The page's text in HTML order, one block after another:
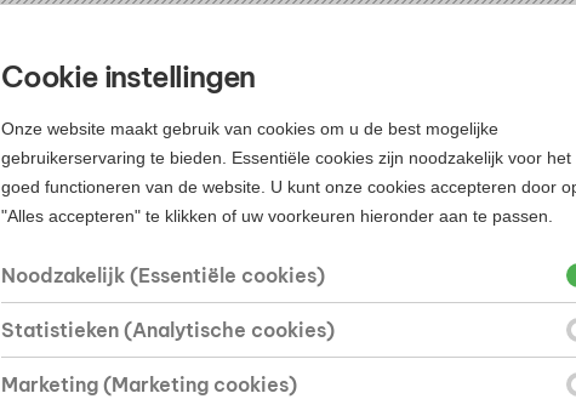
Cookie instellingen
Onze website maakt gebruik van cookies om u de best mogelijke
gebruikerservaring te bieden. Essentiële cookies zijn noodzakelijk voor het
goed functioneren van de website. U kunt onze cookies accepteren door
"Alles accepteren" te klikken of uw voorkeuren hieronder aan te passen.
Noodzakelijk (Essentiële cookies)
Statistieken (Analytische cookies)
Marketing (Marketing cookies)